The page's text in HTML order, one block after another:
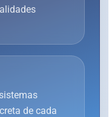
de cada